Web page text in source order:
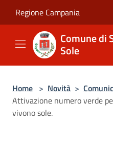
Regione Campania
Comune di
Sole
Home > Novità >
Attivazione numero verde
vivono sole.